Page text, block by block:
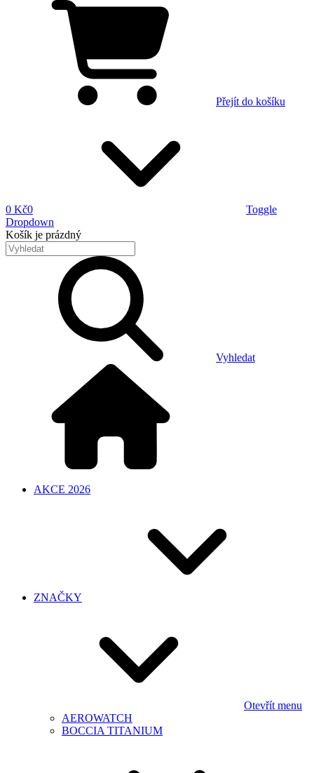
Přejít do košíku
0 Kč0
Toggle
Dropdown
Košík je prázdný
Vyhledat
AKCE 2026
ZNAČKY
Otevřít menu
AEROWATCH
BOCCIA TITANIUM